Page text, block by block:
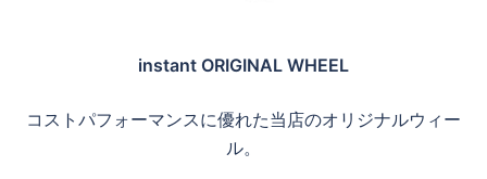
instant ORIGINAL WHEEL
コストパフォーマンスに優れた当店のオリジナルウィー
ル。